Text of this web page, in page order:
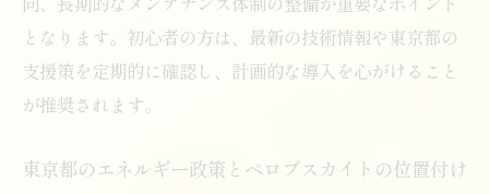
となります。初心者の方は、最新の技術情報や東京都の
支援策を定期的に確認し、計画的な導入を心がけること
が推奨されます。
東京都のエネルギー政策とペロブスカイトの位置付け